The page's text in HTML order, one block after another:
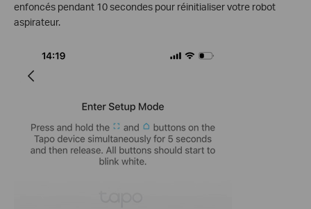
enfoncés pendant 10 secondes pour réinitialiser votre robot
aspirateur.